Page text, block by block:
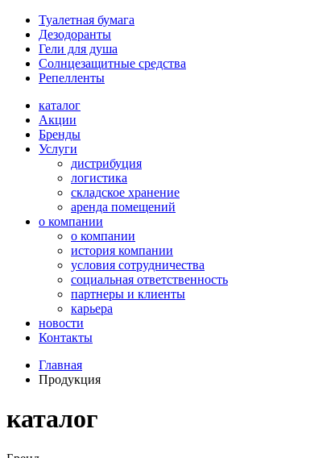
Туалетная бумага
Дезодоранты
Гели для душа
Солнцезащитные средства
Репелленты
каталог
Акции
Бренды
Услуги
дистрибуция
логистика
складское хранение
аренда помещений
о компании
о компании
история компании
условия сотрудничества
социальная ответственность
партнеры и клиенты
карьера
новости
Контакты
Главная
Продукция
каталог